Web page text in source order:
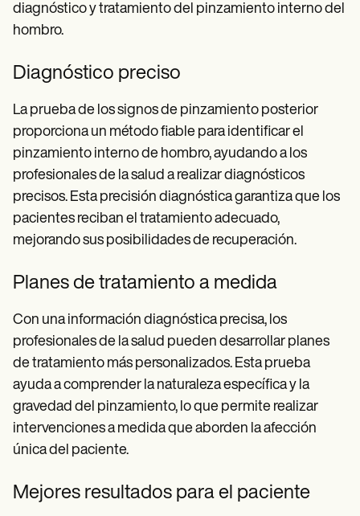
diagnóstico y tratamiento del pinzamiento interno del
hombro.
Diagnóstico preciso
La prueba de los signos de pinzamiento posterior
proporciona un método fiable para identificar el
pinzamiento interno de hombro, ayudando a los
profesionales de la salud a realizar diagnósticos
precisos. Esta precisión diagnóstica garantiza que los
pacientes reciban el tratamiento adecuado,
mejorando sus posibilidades de recuperación.
Planes de tratamiento a medida
Con una información diagnóstica precisa, los
profesionales de la salud pueden desarrollar planes
de tratamiento más personalizados. Esta prueba
ayuda a comprender la naturaleza específica y la
gravedad del pinzamiento, lo que permite realizar
intervenciones a medida que aborden la afección
única del paciente.
Mejores resultados para el paciente